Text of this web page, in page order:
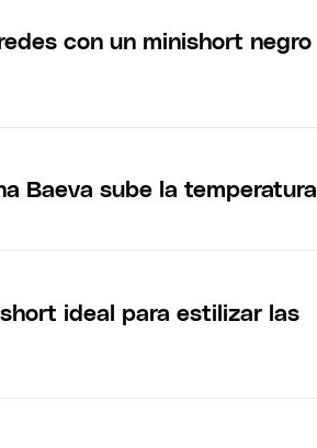
con un minishort negro
Baeva sube la temperatura
ideal para estilizar las